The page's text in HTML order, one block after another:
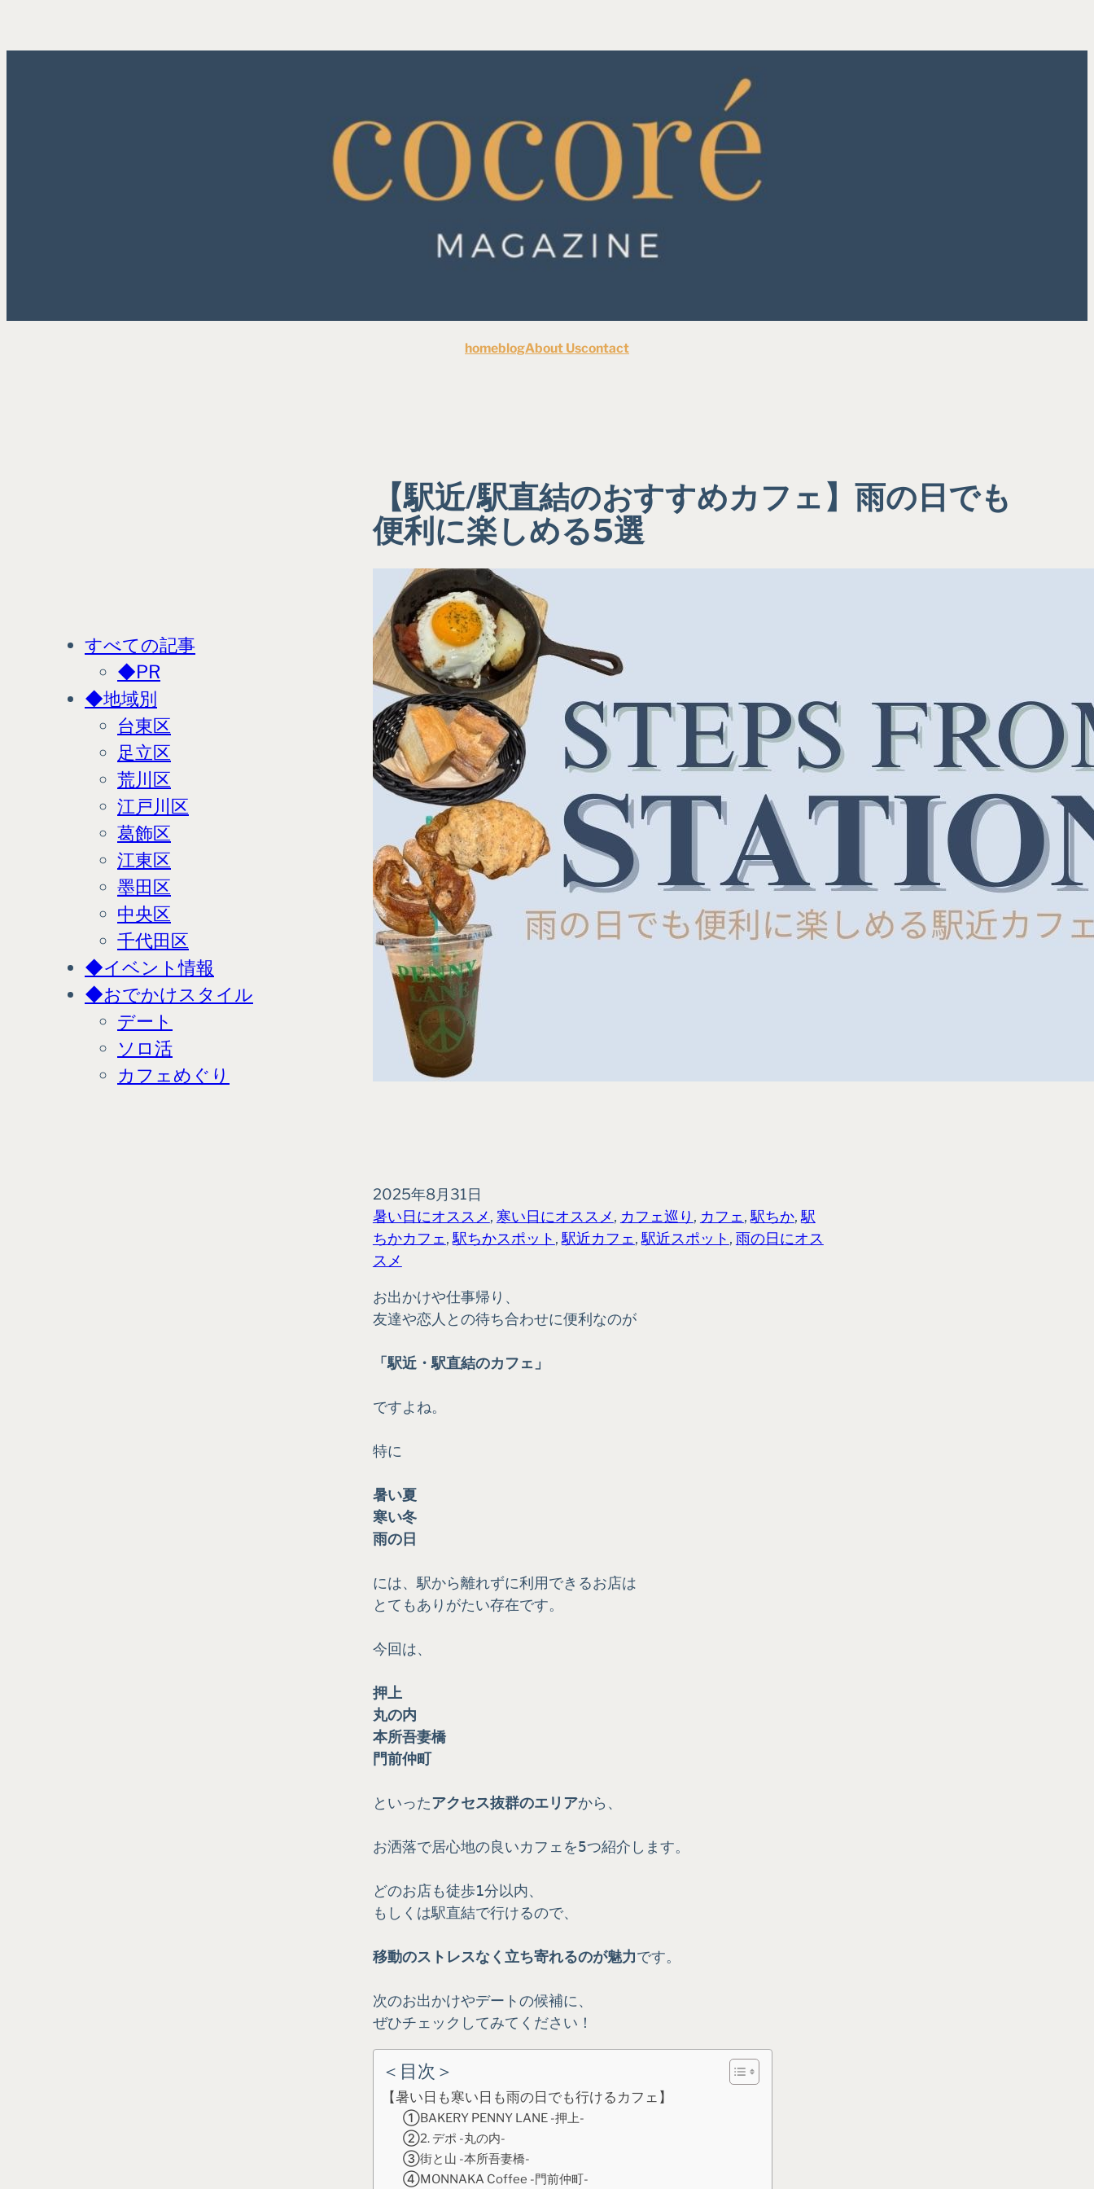
容
homeblogAbout Uscontact
すべての記事
◆PR
◆地域別
台東区
足立区
荒川区
江戸川区
葛飾区
江東区
墨田区
中央区
千代田区
◆イベント情報
◆おでかけスタイル
デート
ソロ活
カフェめぐり
【駅近/駅直結のおすすめカフェ】雨の日でも
便利に楽しめる5選
2025年8月31日
暑い日にオススメ, 寒い日にオススメ, カフェ巡り , カフェ, 駅ちか, 駅
ちかカフェ, 駅ちかスポット , 駅近カフェ, 駅近スポット , 雨の日にオス
スメ
お出かけや仕事帰り、
友達や恋人との待ち合わせに便利なのが
「駅近・駅直結のカフェ」
ですよね。
特に
暑い夏
寒い冬
雨の日
には、駅から離れずに利用できるお店は
とてもありがたい存在です。
今回は、
押上
丸の内
本所吾妻橋
門前仲町
といったアクセス抜群のエリアから、
お洒落で居心地の良いカフェを5つ紹介します。
どのお店も徒歩1分以内、
もしくは駅直結で行けるので、
移動のストレスなく立ち寄れるのが魅力です。
次のお出かけやデートの候補に、
ぜひチェックしてみてください！
＜目次＞
【暑い日も寒い日も雨の日でも行けるカフェ】
①BAKERY PENNY LANE -押上-
②2. デポ -丸の内-
③街と山 -本所吾妻橋-
④MONNAKA Coffee -門前仲町-